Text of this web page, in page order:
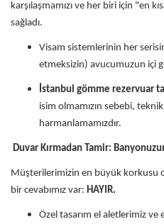
karşılaşmamızı ve her biri için "en
sağladı.
Visam sistemlerinin her
etmeksizin) avucumuzun içi
İstanbul gömme rezervuar
isim olmamızın sebebi,
harmanlamamızdır.
Duvar Kırmadan Tamir:
Müşterilerimizin en büyük korkusu
bir cevabımız var: HAYIR.
Özel tasarım el aletlerimiz